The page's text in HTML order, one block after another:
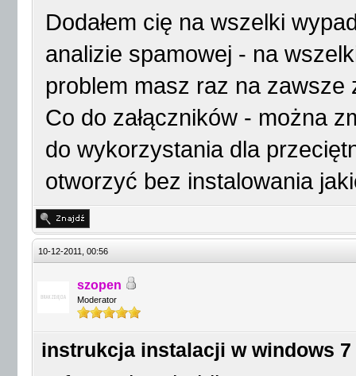
Dodałem cię na wszelki
analizie spamowej - na
problem masz raz na zawsze
Co do załączników - można
do wykorzystania dla
otworzyć bez instalowania
10-12-2011, 00:56
szopen
Moderator
instrukcja instalacji w windows 7